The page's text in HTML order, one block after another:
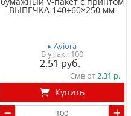
ВЫПЕЧКА 140+60×250 мм
▸ Aviora
100
2.51
Смв от2.31
Купить